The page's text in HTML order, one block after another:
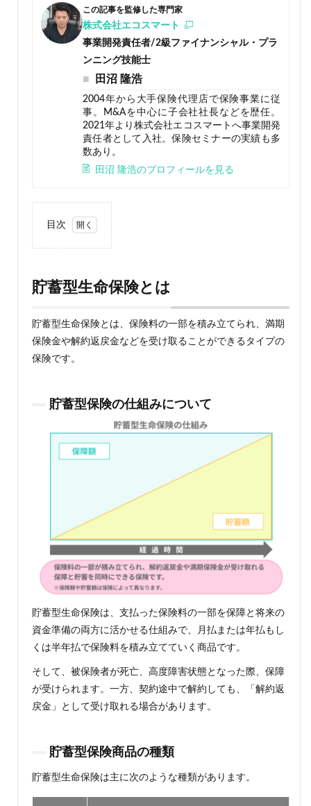
この記事を監修した専門家
株式会社エコスマート
事業開発責任者/2級ファイナンシャル・プラ
ンニング技能士
田沼 隆浩
2004年から大手保険代理店で保険事業に従
事。M&Aを中心に子会社社長などを歴任。
2021年より株式会社エコスマートへ事業開発
責任者として入社。保険セミナーの実績も多
数あり。
田沼 隆浩のプロフィールを見る
目次
命保
険と
1.1
貯蓄
型保
つい
貯蓄
貯蓄
掛け
捨て
型と
いに
つい
貯蓄
型生
命保
険の
リッ
1.保障
貯蓄型生命保険とは
貯蓄型生命保険とは、保険料の一部を積み立てられ、満期
保険金や解約返戻金などを受け取ることができるタイプの
保険です。
貯蓄型保険の仕組みについて
貯蓄型生命保険は、支払った保険料の一部を保障と将来の
資金準備の両方に活かせる仕組みで、月払または年払もし
くは半年払で保険料を積み立てていく商品です。
そして、被保険者が死亡、高度障害状態となった際、保障
が受けられます。一方、契約途中で解約しても、「解約返
戻金」として受け取れる場合があります。
貯蓄型保険商品の種類
貯蓄型生命保険は主に次のような種類があります。